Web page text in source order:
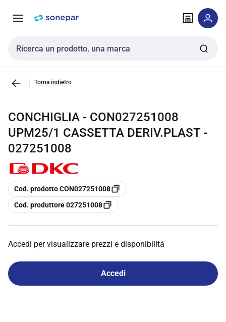
navigazione alla
Cerca input
Torna indietro
CONCHIGLIA - CON027251008
UPM25/1 CASSETTA DERIV.PLAST -
027251008
copia
Cod. prodotto CON027251008
copia
Cod. produttore 027251008
Accedi per visualizzare prezzi e disponibilità
Accedi